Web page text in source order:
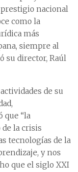
nacional
como la
más
siempre al
su director, Raúl
de su
que “la
la crisis
tecnologías de la
y nos
que el siglo XXI